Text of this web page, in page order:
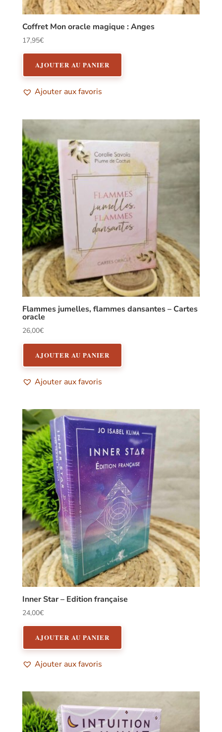
Coffret Mon oracle magique : Anges
17,95€
AJOUTER AU PANIER
Ajouter aux favoris
Flammes jumelles, flammes dansantes – Cartes
oracle
26,00€
AJOUTER AU PANIER
Ajouter aux favoris
Inner Star – Edition française
24,00€
AJOUTER AU PANIER
Ajouter aux favoris